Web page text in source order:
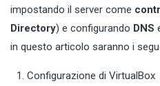
impostando il server come
Directory) e configurando DNS
in questo articolo saranno i
Configurazione di VirtualBox